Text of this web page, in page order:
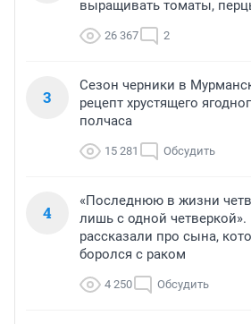
выращивать томаты,
26 367 2
3
Сезон черники в
рецепт хрустящего
полчаса
15 281 Обсудить
4
«Последнюю в жизни
лишь с одной четверкой».
рассказали про сына,
боролся с раком
4 250 Обсудить